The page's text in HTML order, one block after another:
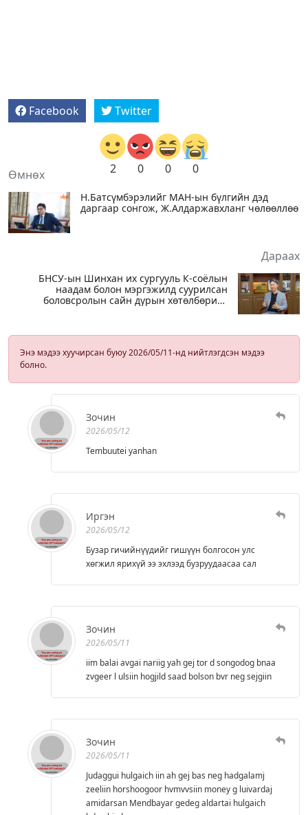
Facebook Twitter
2 0 0 0
Өмнөх
Н.Батсүмбэрэлийг МАН-ын бүлгийн дэд
даргаар сонгож, Ж.Алдаржавхланг чөлөөллөө
Дараах
БНСУ-ын Шинхан их сургууль К-соёлын
наадам болон мэргэжилд суурилсан
боловсролын сайн дурын хөтөлбөрийг
Энэ мэдээ хуучирсан буюу 2026/05/11-нд нийтлэгдсэн мэдээ
болно.
Зочин
2026/05/12
Tembuutei yanhan
Иргэн
2026/05/12
Бузар гичийнүүдийг гишүүн болгосон улс
хөгжил ярихүй ээ эхлээд бузруудаасаа сал
Зочин
2026/05/11
iim balai avgai nariig yah gej tor d songodog bnaa
zvgeer l ulsiin hogjild saad bolson bvr neg sejgiin
Зочин
2026/05/11
Judaggui hulgaich iin ah gej bas neg hadgalamj
zeeliin horshoogoor hvmvvsiin money g luivardaj
amidarsan Mendbayar gedeg aldartai hulgaich